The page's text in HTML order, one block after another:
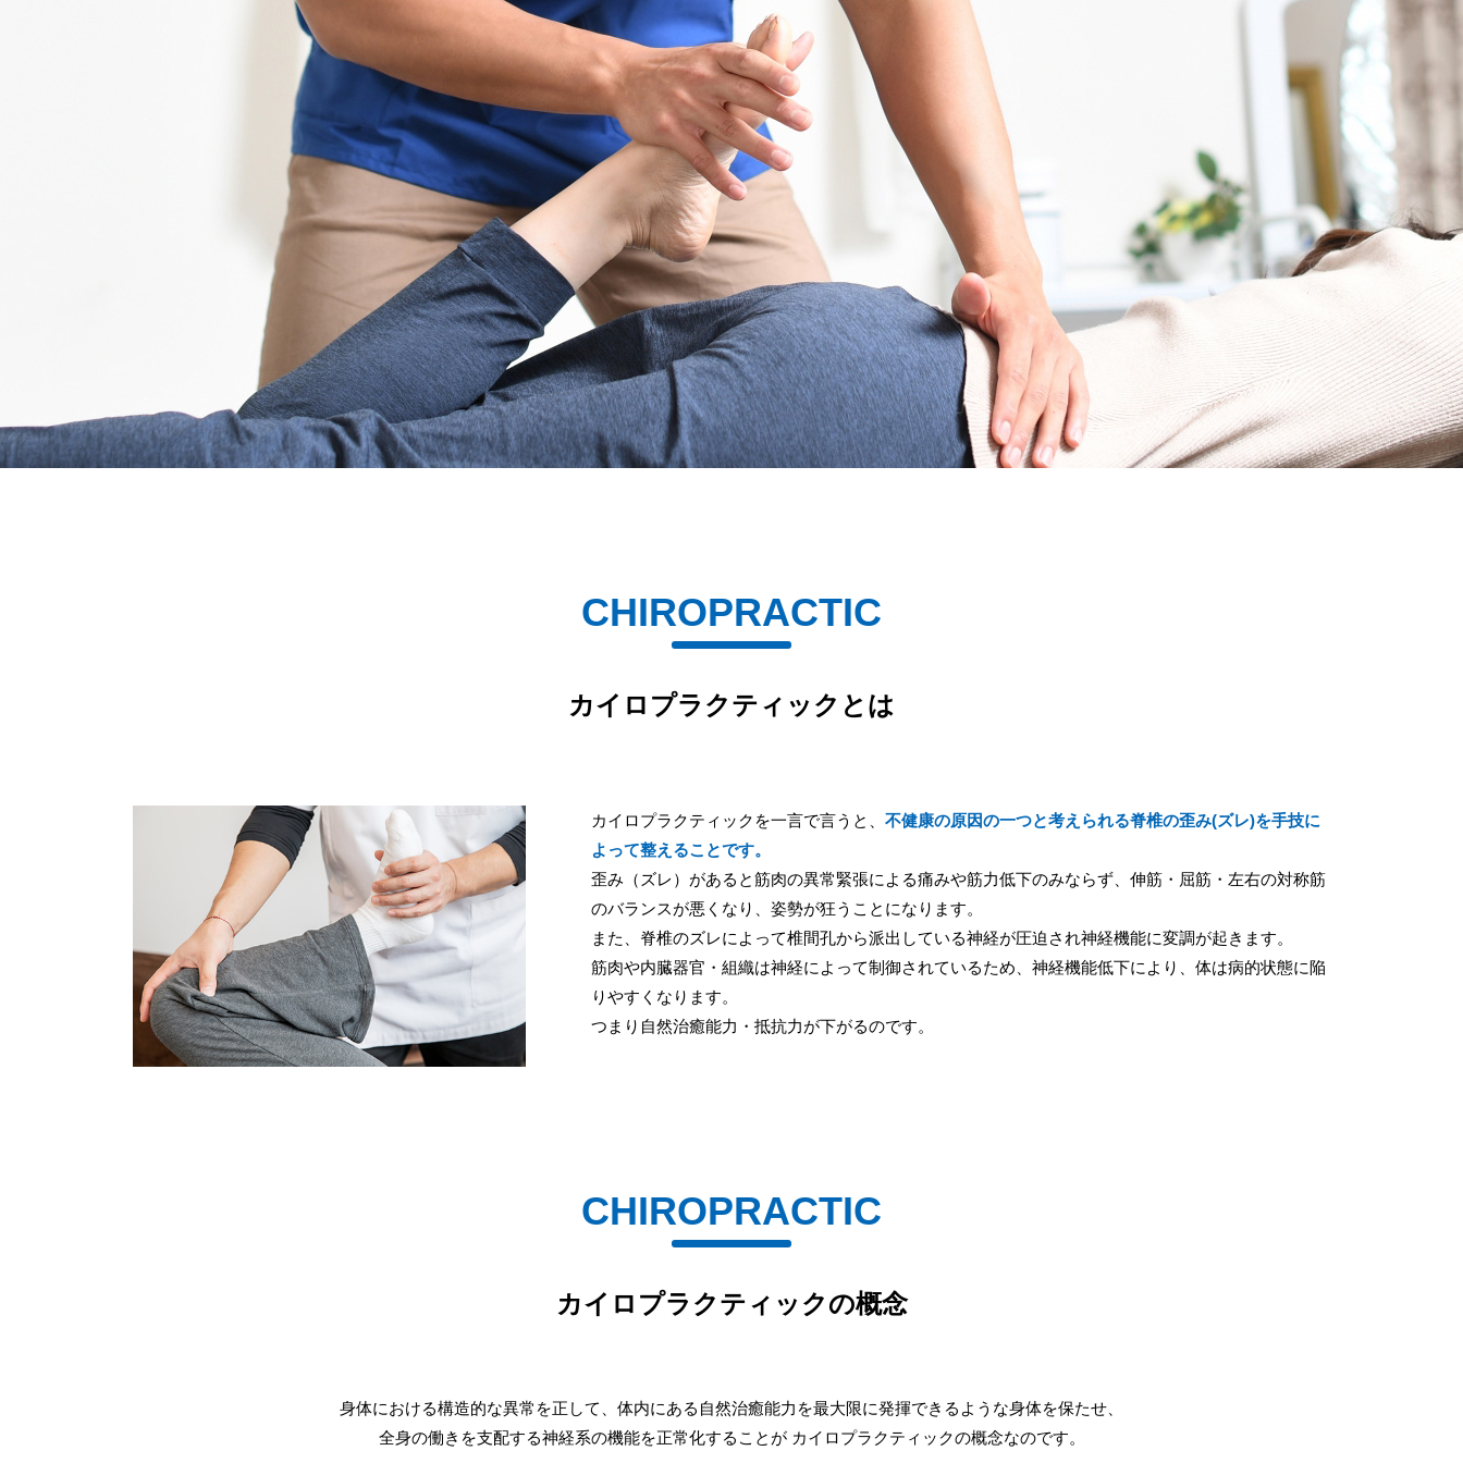
CHIROPRACTIC
カイロプラクティックとは
カイロプラクティックを一言で言うと、 不健康の原因の一つと考えられる脊椎の歪み(ズレ)を手技に
よって整えることです。
歪み（ズレ）があると筋肉の異常緊張による痛みや筋力低下のみならず、伸筋・屈筋・左右の対称筋
のバランスが悪くなり、姿勢が狂うことになります。
また、脊椎のズレによって椎間孔から派出している神経が圧迫され神経機能に変調が起きます。
筋肉や内臓器官・組織は神経によって制御されているため、神経機能低下により、体は病的状態に陥
りやすくなります。
つまり自然治癒能力・抵抗力が下がるのです。
CHIROPRACTIC
カイロプラクティックの概念
身体における構造的な異常を正して、体内にある自然治癒能力を最大限に発揮できるような身体を保たせ、
全身の働きを支配する神経系の機能を正常化することが カイロプラクティックの概念なのです。